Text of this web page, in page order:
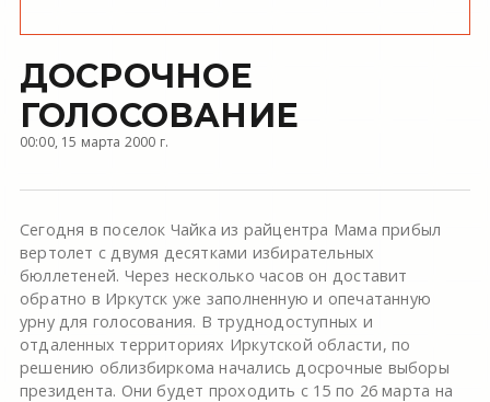
ДОСРОЧНОЕ
ГОЛОСОВАНИЕ
00:00, 15 марта 2000 г.
Сегодня в поселок Чайка из райцентра Мама прибыл
вертолет с двумя десятками избирательных
бюллетеней. Через несколько часов он доставит
обратно в Иркутск уже заполненную и опечатанную
урну для голосования. В труднодоступных и
отдаленных территориях Иркутской области, по
решению облизбиркома начались досрочные выборы
президента. Они будет проходить с 15 по 26 марта на